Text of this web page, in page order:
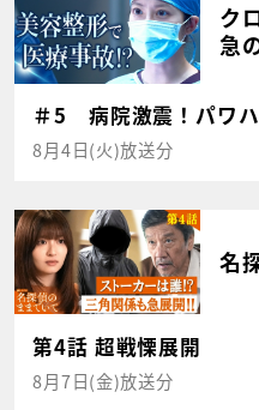
ク
急
＃5 病院激震！パワ
8月4日(火)放送分
名
第4話 超戦慄展開
8月7日(金)放送分